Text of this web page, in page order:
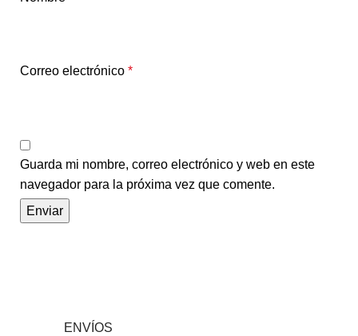
Correo electrónico *
Guarda mi nombre, correo electrónico y web en este
navegador para la próxima vez que comente.
ENVÍOS